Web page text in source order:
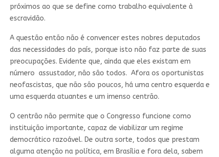
próximos ao que se define como trabalho equivalente à
escravidão.
A questão então não é convencer estes nobres deputados
das necessidades do país, porque isto não faz parte de suas
preocupações. Evidente que, ainda que eles existam em
número assustador, não são todos. Afora os oportunistas
neofascistas, que não são poucos, há uma centro esquerda e
uma esquerda atuantes e um imenso centrão.
O centrão não permite que o Congresso funcione como
instituição importante, capaz de viabilizar um regime
democrático razoável. De outra sorte, todos que prestam
alguma atenção na política, em Brasília e fora dela, sabem